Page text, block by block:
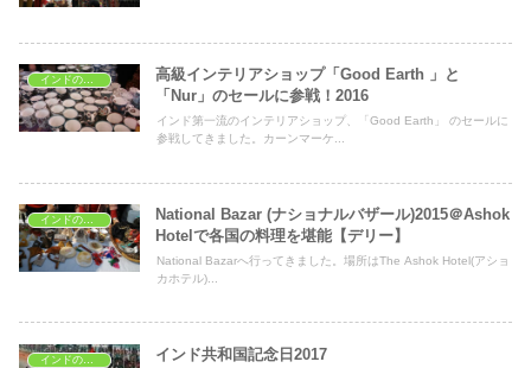
インドのイベント
高級インテリアショップ「Good Earth 」と
「Nur」のセールに参戦！2016
インド第一流のインテリアショップ、「Good Earth」 のセールに
参戦してきました。カーンマーケ...
インドのイベント
National Bazar (ナショナルバザール)2015＠Ashok
Hotelで各国の料理を堪能【デリー】
National Bazarへ行ってきました。場所はThe Ashok Hotel(アショ
カホテル)...
インドのイベント インド共和国記念日2017